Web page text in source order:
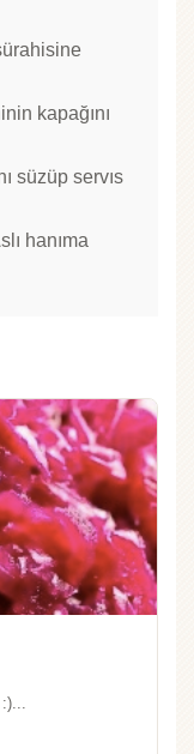
kapağını
süzüp servıs
hanıma